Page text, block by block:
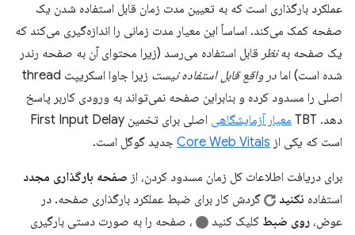
عملکرد بارگذاری است که به تعیین مدت زمان قابل استفاده شدن یک
صفحه کمک می‌کند. اساساً این معیار مدت زمانی را اندازه‌گیری می‌کند که
یک صفحه بهنظر قابل استفاده می‌رسد (زیرا محتوای آن به صفحه رندر
شده است) اما در واقع قابل استفاده نیست
زیرا جاوا اسکریپت thread
اصلی را مسدود کرده و بنابراین صفحه نمی‌تواند به ورودی کاربر پاسخ
دهد. TBT
معیار آزمایشگاهی
اصلی برای تخمین First Input Delay
است که یکی از Core Web Vitals جدید گوگل است.
برای دریافت اطلاعات کل زمان مسدود کردن، از صفحه بارگذاری مجدد
استفاده نکنید
گردش کار برای ضبط عملکرد بارگذاری صفحه. در
عوض، روی ضبط کلیک کنید
، صفحه را به صورت دستی بارگیری